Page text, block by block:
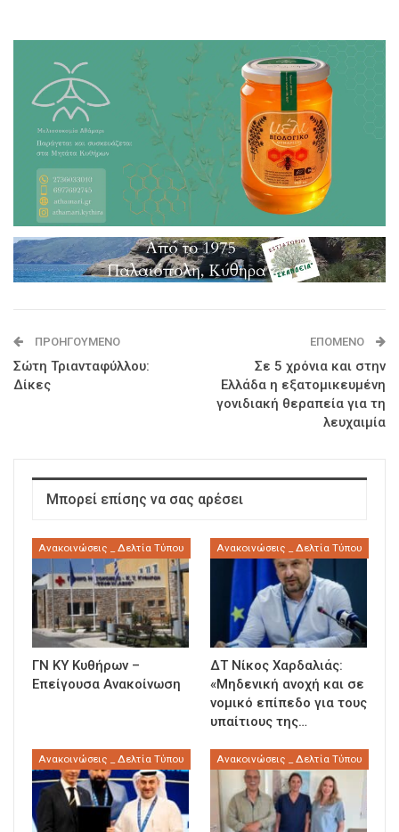
ΠΡΟΗΓΟΎΜΕΝΟ
Σώτη Τριανταφύλλου:
Δίκες
ΕΠΌΜΕΝΟ
Σε 5 χρόνια και στην
Ελλάδα η εξατομικευμένη
γονιδιακή θεραπεία για τη
λευχαιμία
Μπορεί επίσης να σας αρέσει
Ανακοινώσεις _ Δελτία Τύπου
ΓΝ ΚΥ Κυθήρων –
Επείγουσα Ανακοίνωση
Ανακοινώσεις _ Δελτία Τύπου
ΔΤ Νίκος Χαρδαλιάς:
«Μηδενική ανοχή και σε
νομικό επίπεδο για τους
υπαίτιους της…
Ανακοινώσεις _ Δελτία Τύπου Ανακοινώσεις _ Δελτία Τύπου